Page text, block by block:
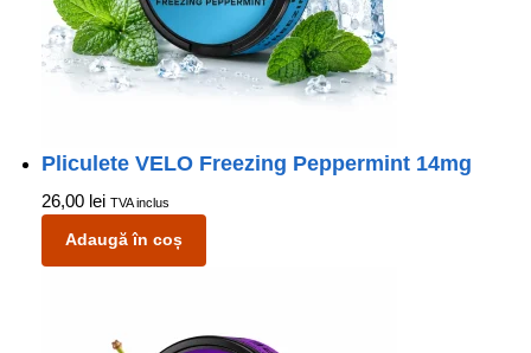
Pliculete VELO Freezing Peppermint 14mg
26,00 lei TVA inclus
Adaugă în coș